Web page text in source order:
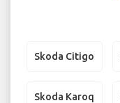
Skoda Citigo
Skoda Karoq